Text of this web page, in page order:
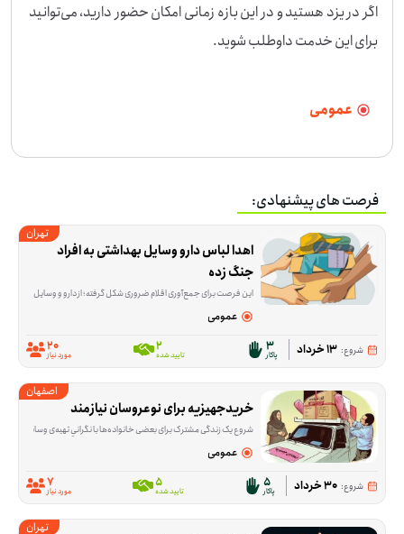
اگر در یزد هستید و در این بازه زمانی امکان حضور دارید، می‌توانید
برای این خدمت داوطلب شوید.
عمومی
فرصت های پیشنهادی:
تهران
اهدا لباس دارو وسایل بهداشتی به افراد
جنگ زده
این فرصت برای جمع‌آوری اقلام ضروری شکل گرفته؛ از دارو و وسایل بهداشتی مثل پوشک و شیر خشک تا لباس نو یا در حد نو، پک‌های ارزاق و بعضی وسایل خانه. هدف این است که بخشی از
عمومی
شروع: 13 خرداد 3
پاکار 2
تایید شده 20
مورد نیاز
اصفهان
خریدجهیزیه برای نوعروسان نیازمند
شروع یک زندگی مشترک برای بعضی خانواده‌ها با نگرانیِ تهیه‌ی وسایل اولیه خانه همراه است. این فرصت برای کمک به خرید جهیزیه نوعروسانی شکل گرفته که در آستانه ازدواج هستند و
عمومی
شروع: 30 خرداد 5
پاکار 5
تایید شده 7
مورد نیاز
تهران